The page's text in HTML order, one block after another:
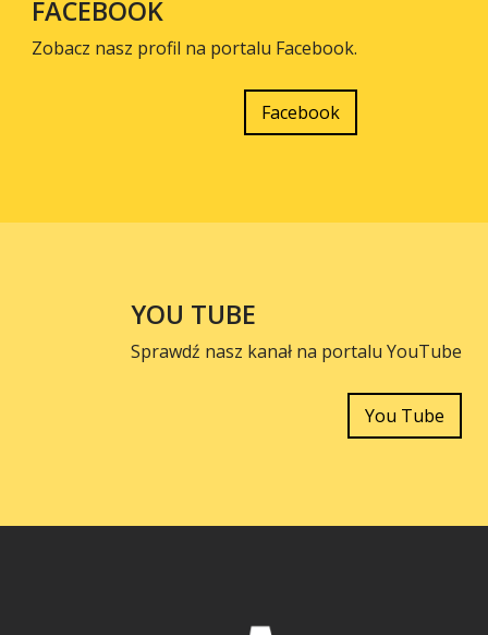
FACEBOOK
Zobacz nasz profil na portalu Facebook.
Facebook
YOU TUBE
Sprawdź nasz kanał na portalu YouTube
You Tube